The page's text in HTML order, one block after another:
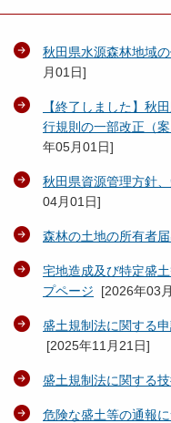
秋田県水源森林地域
月01日]
【終了しました】秋
行規則の一部改正（
年05月01日]
秋田県資源管理方針
04月01日]
森林の土地の所有者
宅地造成及び特定盛
プページ [2026年03
盛土規制法に関する
[2025年11月21日]
盛土規制法に関する
危険な盛土等の通報